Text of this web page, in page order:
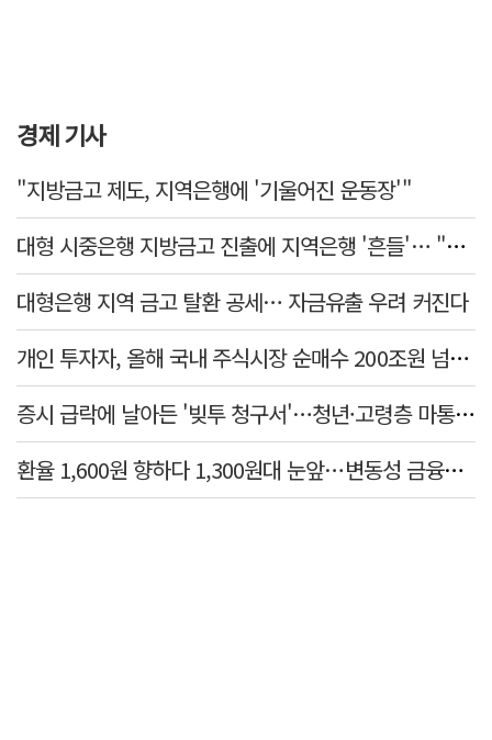
경제 기사
"지방금고 제도, 지역은행에 '기울어진 운동장'"
대형 시중은행 지방금고 진출에 지역은행 '흔들'… "생태계 보호 장치 필요"
대형은행 지역 금고 탈환 공세… 자금유출 우려 커진다
개인 투자자, 올해 국내 주식시장 순매수 200조원 넘었다
증시 급락에 날아든 '빚투 청구서'…청년·고령층 마통 연체↑
환율 1,600원 향하다 1,300원대 눈앞…변동성 금융위기 후 최고